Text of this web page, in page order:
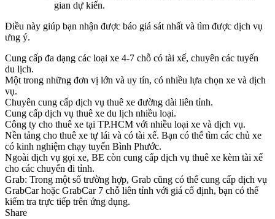
gian dự kiến.
Điều này giúp bạn nhận được báo giá sát nhất và tìm được dịch vụ
ưng ý.
Cung cấp đa dạng các loại xe 4-7 chỗ có tài xế, chuyên các tuyến
du lịch.
Một trong những đơn vị lớn và uy tín, có nhiều lựa chọn xe và dịch
vụ.
Chuyên cung cấp dịch vụ thuê xe đường dài liên tỉnh.
Cung cấp dịch vụ thuê xe du lịch nhiều loại.
Công ty cho thuê xe tại TP.HCM với nhiều loại xe và dịch vụ.
Nền tảng cho thuê xe tự lái và có tài xế. Bạn có thể tìm các chủ xe
có kinh nghiệm chạy tuyến Bình Phước.
Ngoài dịch vụ gọi xe, BE còn cung cấp dịch vụ thuê xe kèm tài xế
cho các chuyến đi tỉnh.
Grab: Trong một số trường hợp, Grab cũng có thể cung cấp dịch vụ
GrabCar hoặc GrabCar 7 chỗ liên tỉnh với giá cố định, bạn có thể
kiểm tra trực tiếp trên ứng dụng.
Share